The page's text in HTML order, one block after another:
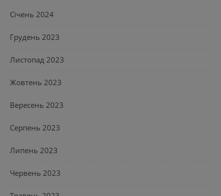
Січень 2024
Грудень 2023
Листопад 2023
Жовтень 2023
Вересень 2023
Серпень 2023
Липень 2023
Червень 2023